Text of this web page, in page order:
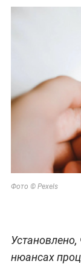
Фото © Pexels
нюансах